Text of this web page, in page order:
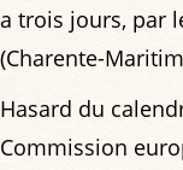
a trois jours, par
(Charente-
Hasard du
Commission